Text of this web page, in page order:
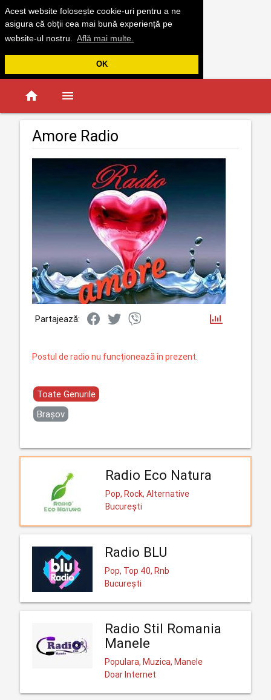
Acest website folosește cookie-uri pentru a ne
asigura că obții cea mai bună experiență pe
website-ul nostru.
Află mai multe.
OK
home menu
Amore Radio
Partajează:
Postul de radio nu funcționează în prezent.
Toate Genurile
Brașov
Radio Eco Natura
Pop, Rock, Alternative
București
Radio BLU
Pop, Top 40, Rnb
București
Radio Stil Romania
Manele
Populara, Muzica, Manele
Doar Internet